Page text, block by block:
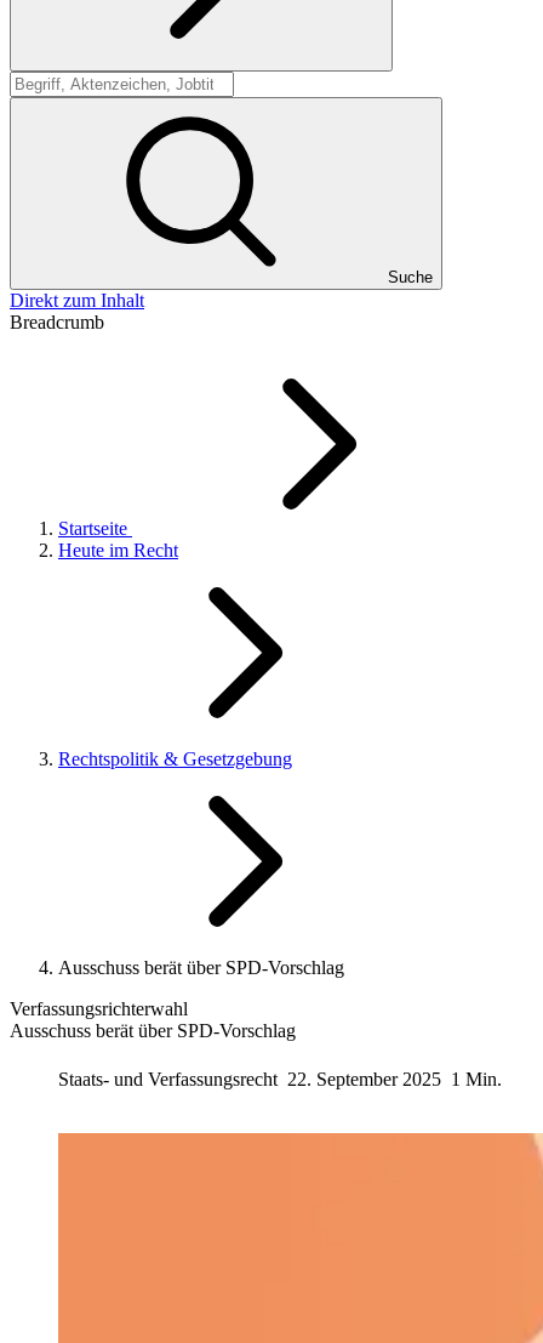
Suche
Suche
Direkt zum Inhalt
Breadcrumb
Startseite
Heute im Recht
Rechtspolitik & Gesetzgebung
Ausschuss berät über SPD-Vorschlag
Verfassungsrichterwahl
Ausschuss berät über SPD-Vorschlag
Staats- und Verfassungsrecht 22. September 2025 1 Min.